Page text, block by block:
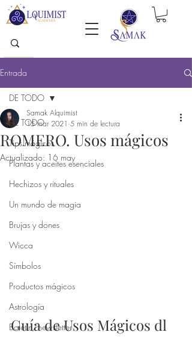
Entrada
DE TODO
Tips mágicos
Plantas y aceites esenciales
Hechizos y rituales
Un mundo de magia
Brujas y dones
Wicca
Símbolos
Productos mágicos
Astrología
Boletín/newsletter
DE TODO
ROMERO. Usos mágicos
Samak Alquimist
15 mar 2021 5 min de lectura
Actualizado: 16 may
Guía de Usos Mágicos dl